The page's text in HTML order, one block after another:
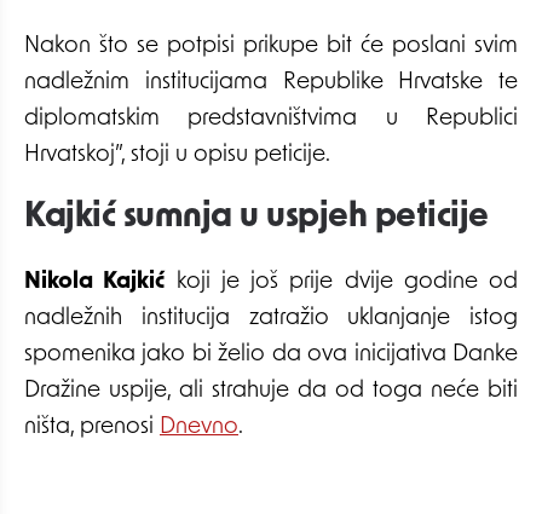
Nakon što se potpisi prikupe bit će poslani svim
nadležnim institucijama Republike Hrvatske te
diplomatskim predstavništvima u Republici
Hrvatskoj”, stoji u opisu peticije.
Kajkić sumnja u uspjeh peticije
Nikola Kajkić koji je još prije dvije godine od
nadležnih institucija zatražio uklanjanje istog
spomenika jako bi želio da ova inicijativa Danke
Dražine uspije, ali strahuje da od toga neće biti
ništa, prenosi Dnevno.